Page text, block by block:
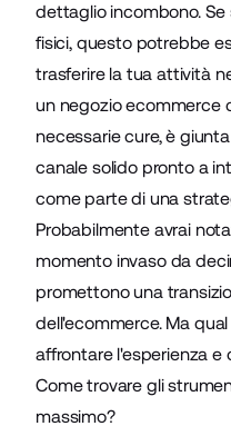
dettaglio incombono.
fisici, questo potrebbe
trasferire la tua attività
un negozioecommerce
necessarie cure, è
canale solido pronto a
come parte di una
Probabilmente avrai
momento invaso da
promettono una
dell'ecommerce. Ma
affrontare l'esperienza e
Come trovare gli
massimo?